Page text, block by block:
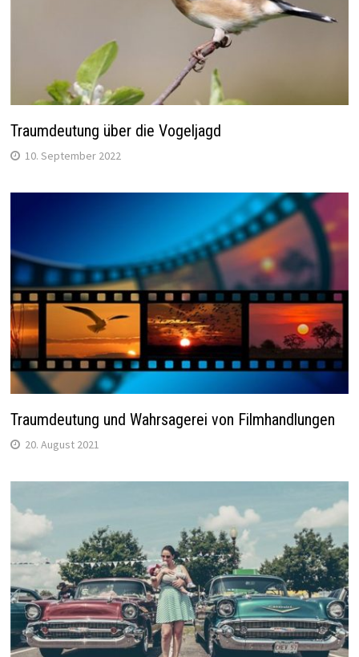
Traumdeutung über die Vogeljagd
10. September 2022
Traumdeutung und Wahrsagerei von Filmhandlungen
20. August 2021